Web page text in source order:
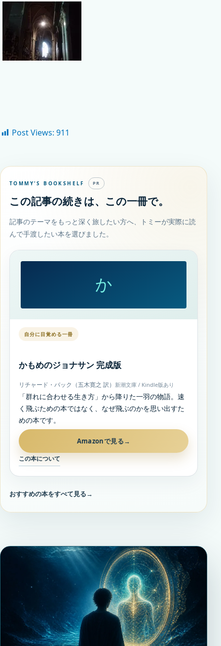
Post Views: 911
TOMMY'S BOOKSHELF PR
この記事の続きは、この一冊で。
記事のテーマをもっと深く旅したい方へ、トミーが実際に読
んで手渡したい本を選びました。
か
自分に目覚める一冊
かもめのジョナサン 完成版
リチャード・バック（五木寛之 訳） 新潮文庫 / Kindle版あり
「群れに合わせる生き方」から降りた一羽の物語。速
く飛ぶための本ではなく、なぜ飛ぶのかを思い出すた
めの本です。
Amazonで見る→
この本について
おすすめの本をすべて見る→